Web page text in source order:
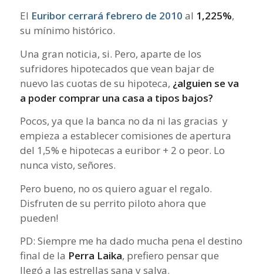
El Euribor cerrará febrero de 2010 al 1,225%,
su mínimo histórico.
Una gran noticia, si. Pero, aparte de los
sufridores hipotecados que vean bajar de
nuevo las cuotas de su hipoteca, ¿alguien se va
a poder comprar una casa a tipos bajos?
Pocos, ya que la banca no da ni las gracias y
empieza a establecer comisiones de apertura
del 1,5% e hipotecas a euribor + 2 o peor. Lo
nunca visto, señores.
Pero bueno, no os quiero aguar el regalo.
Disfruten de su perrito piloto ahora que
pueden!
PD: Siempre me ha dado mucha pena el destino
final de la Perra Laika, prefiero pensar que
llegó a las estrellas sana y salva.